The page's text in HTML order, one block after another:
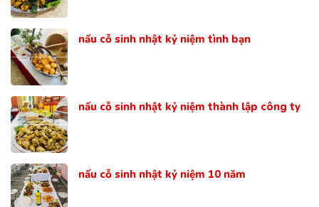
nấu cỗ sinh nhật kỷ niệm tình bạn
nấu cỗ sinh nhật kỷ niệm thành lập công ty
nấu cỗ sinh nhật kỷ niệm 10 năm